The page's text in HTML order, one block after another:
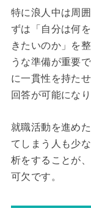
特に浪人中は周
ずは「自分は何
きたいのか」を
うな準備が重要
に一貫性を持た
回答が可能になり
就職活動を進め
てしまう人も少
析をすることが
可欠です。